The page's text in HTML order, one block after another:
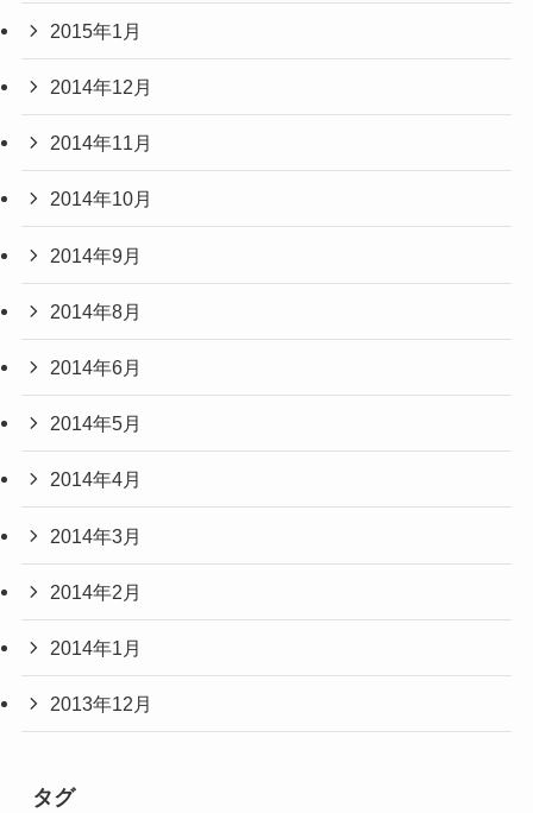
2015年1月
2014年12月
2014年11月
2014年10月
2014年9月
2014年8月
2014年6月
2014年5月
2014年4月
2014年3月
2014年2月
2014年1月
2013年12月
タグ